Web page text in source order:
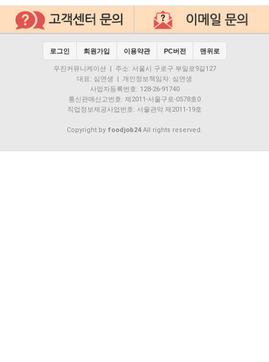
로그인 회원가입 이용약관 PC버전 맨위로
우진커뮤니케이션 | 주소: 서울시 구로구 부일로9길127
대표: 심연생 | 개인정보책임자: 심연생
사업자등록번호: 128-26-91740
통신판매신고번호: 제2011-서울구로-0578호0
직업정보제공사업번호: 서울관악 제2011-19호
Copyright by foodjob24All rights reserved.